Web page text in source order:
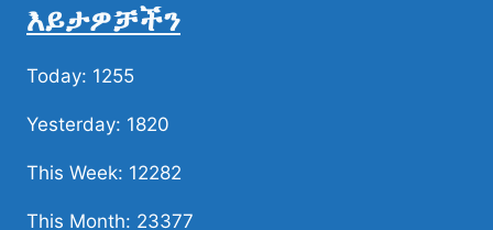
እይታዎቻችን
Today: 1255
Yesterday: 1820
This Week: 12282
This Month: 23377